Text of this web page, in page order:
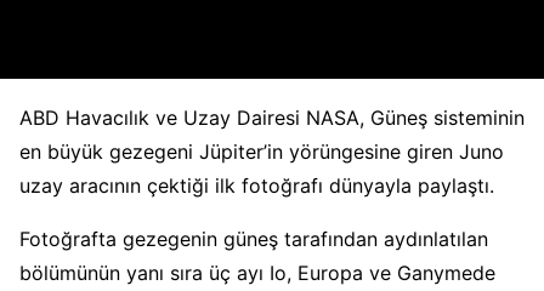
ABD Havacılık ve Uzay Dairesi NASA, Güneş sisteminin
en büyük gezegeni Jüpiter’in yörüngesine giren Juno
uzay aracının çektiği ilk fotoğrafı dünyayla paylaştı.
Fotoğrafta gezegenin güneş tarafından aydınlatılan
bölümünün yanı sıra üç ayı Io, Europa ve Ganymede